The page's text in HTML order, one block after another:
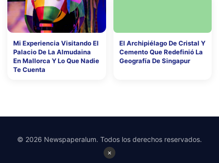
Mi Experiencia Visitando El
Palacio De La Almudaina
En Mallorca Y Lo Que Nadie
Te Cuenta
El Archipiélago De Cristal Y
Cemento Que Redefinió La
Geografía De Singapur
×
© 2026 Newspaperalum. Todos los derechos reservados.